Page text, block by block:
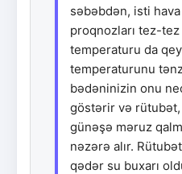
səbəbdən, isti
proqnozları tez-
temperaturu da
temperaturunu
bədəninizin onu
göstərir və
günəşə məruz
nəzərə alır.
qədər su buxarı